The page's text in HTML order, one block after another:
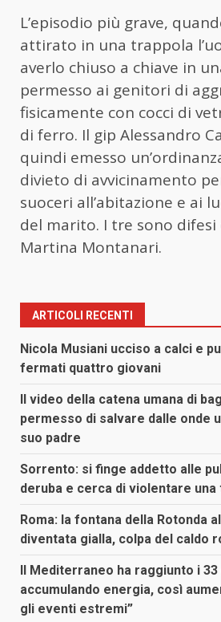
L’episodio più grave,
attirato in una trappola
averlo chiuso a chiave in
permesso ai genitori di
fisicamente con cocci di
di ferro. Il gip Alessandro
quindi emesso
divieto di avvicinamento
suoceri all’abitazione e ai
del marito. I tre sono difesi
Martina Montanari.
ARTICOLI RECENTI
Nicola Musiani ucciso a calci e
fermati quattro giovani
Il video della catena umana di
permesso di salvare dalle onde
suo padre
Sorrento: si finge addetto alle
deruba e cerca di violentare
Roma: la fontana della Rotonda
diventata gialla, colpa del caldo
Il Mediterraneo ha raggiunto i 33
accumulando energia, così
gli eventi estremi”